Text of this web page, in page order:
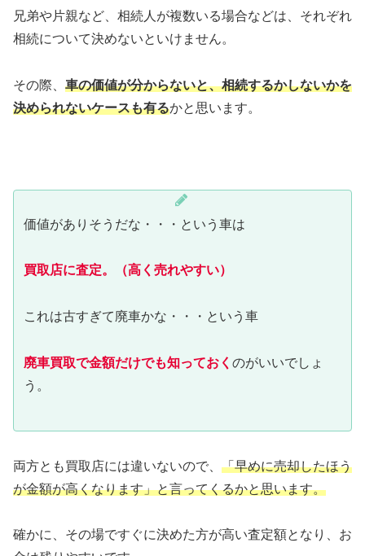
兄弟や片親など、相続人が複数いる場合などは、それぞれ
相続について決めないといけません。
その際、 車の価値が分からないと、相続するかしないかを
決められないケースも有るかと思います。
価値がありそうだな・・・という車は
買取店に査定。（高く売れやすい）
これは古すぎて廃車かな・・・という車
廃車買取で金額だけでも知っておく のがいいでしょ
う。
両方とも買取店には違いないので、 「早めに売却したほう
が金額が高くなります」と言ってくるかと思います。
確かに、その場ですぐに決めた方が高い査定額となり、お